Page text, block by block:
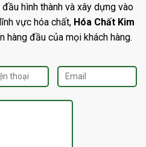
hình thành và xây dựng vào
vực hóa chất, Hóa Chất Kim
hàng đầu của mọi khách hàng.